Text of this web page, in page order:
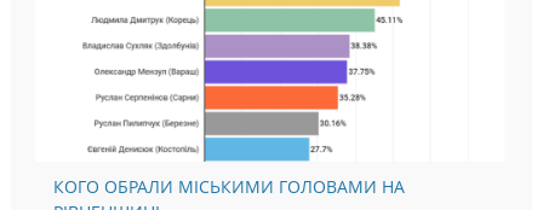
КОГО ОБРАЛИ МІСЬКИМИ ГОЛОВАМИ НА